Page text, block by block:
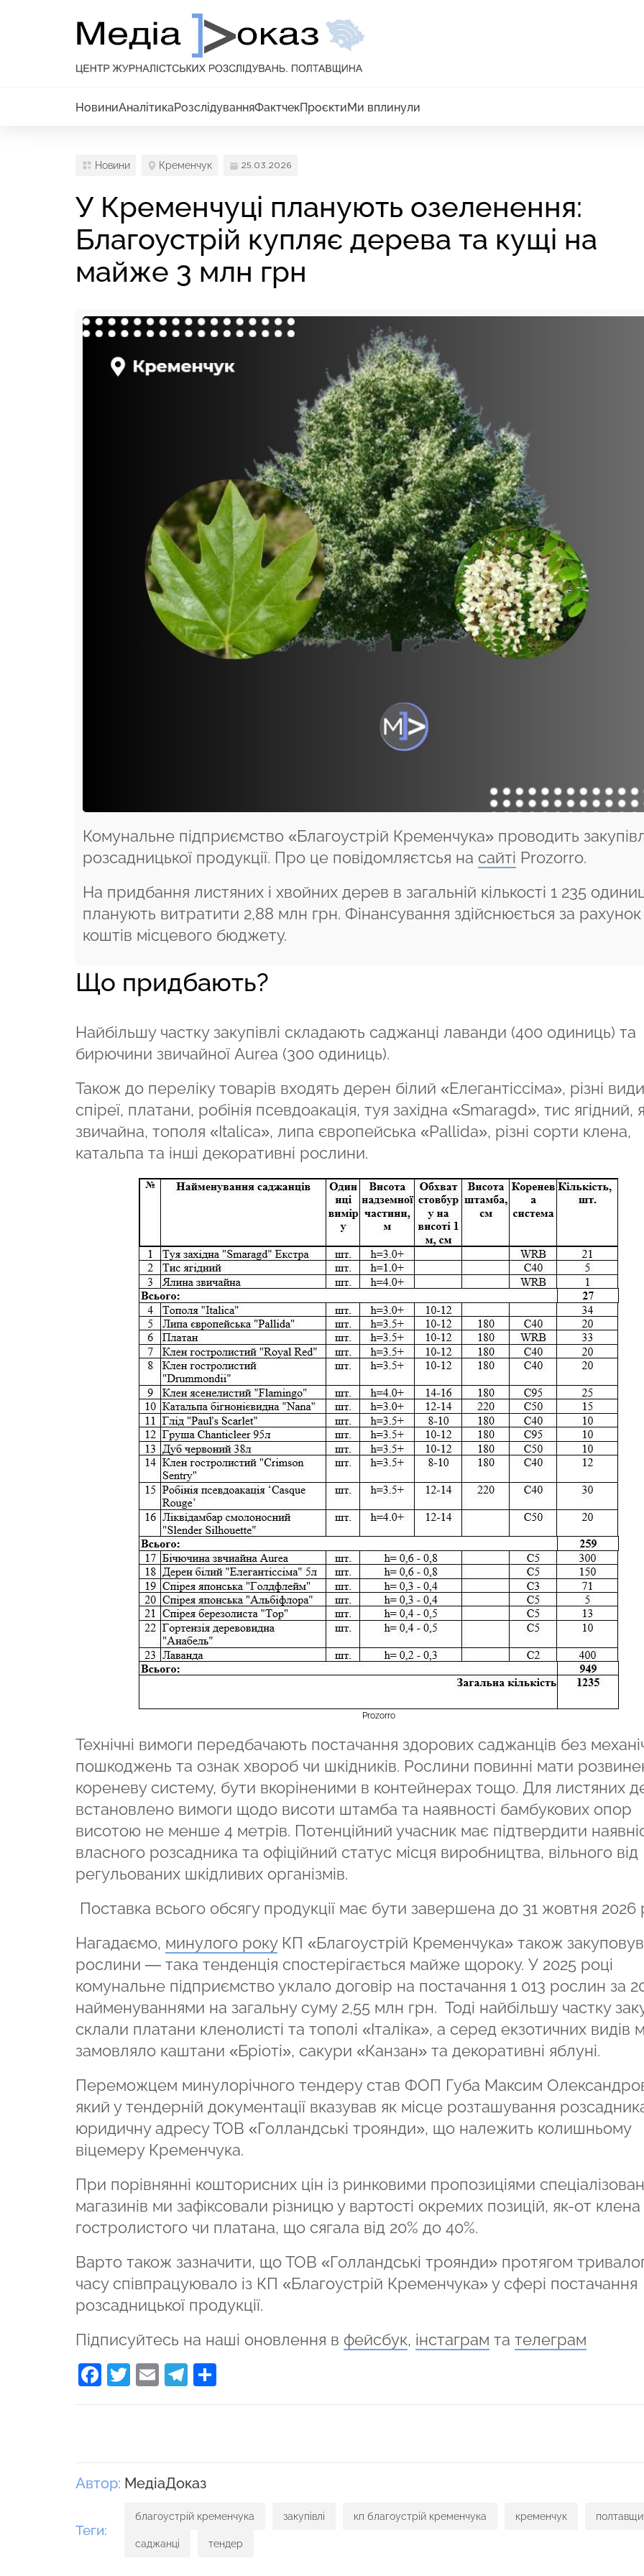
НовиниАналітикаРозслідуванняФактчекПроєктиМи вплинули
Новини Кременчук 25.03.2026
У Кременчуці планують озеленення:
Благоустрій купляє дерева та кущі на
майже 3 млн грн
Комунальне підприємство «Благоустрій Кременчука» проводить
розсадницької продукції. Про це повідомляєтсья на сайті Prozorro.
На придбання листяних і хвойних дерев в загальній кількості 1 235
планують витратити 2,88 млн грн. Фінансування здійснюється за рахунок
коштів місцевого бюджету.
Що придбають?
Найбільшу частку закупівлі складають саджанці лаванди (400 одиниць) та
бирючини звичайної Aurea (300 одиниць).
Також до переліку товарів входять дерен білий «Елегантіссіма», різні види
спіреї, платани, робінія псевдоакація, туя західна «Smaragd», тис ягідний,
звичайна, тополя «Italica», липа європейська «Pallida», різні сорти клена,
катальпа та інші декоративні рослини.
Prozorro
Технічні вимоги передбачають постачання здорових саджанців без
пошкоджень та ознак хвороб чи шкідників. Рослини повинні мати
кореневу систему, бути вкоріненими в контейнерах тощо. Для листяних
встановлено вимоги щодо висоти штамба та наявності бамбукових опор
висотою не менше 4 метрів. Потенційний учасник має підтвердити
власного розсадника та офіційний статус місця виробництва, вільного від
регульованих шкідливих організмів.
Поставка всього обсягу продукції має бути завершена до 31 жовтня 2026
Нагадаємо, минулого рокуКП «Благоустрій Кременчука» також
рослини — така тенденція спостерігається майже щороку. У 2025 році
комунальне підприємство уклало договір на постачання 1 013 рослин за
найменуваннями на загальну суму 2,55 млн грн. Тоді найбільшу частку
склали платани кленолисті та тополі «Італіка», а серед екзотичних видів
замовляло каштани «Бріоті», сакури «Канзан» та декоративні яблуні.
Переможцем минулорічного тендеру став ФОП Губа Максим
який у тендерній документації вказував як місце розташування
юридичну адресу ТОВ «Голландські троянди», що належить колишньому
віцемеру Кременчука.
При порівнянні кошторисних цін із ринковими пропозиціями
магазинів ми зафіксовали різницю у вартості окремих позицій, як-от клена
гостролистого чи платана, що сягала від 20% до 40%.
Варто також зазначити, що ТОВ «Голландські троянди» протягом
часу співпрацуювало із КП «Благоустрій Кременчука» у сфері постачання
розсадницької продукції.
Підписуйтесь на наші оновлення в фейсбук, інстаграм та телеграм
Facebook
Twitter
EmailTelegram
Поділитися
Автор: МедіаДоказ
Теги:
благоустрій кременчука закупівлі кп благоустрій кременчука кременчук
саджанці тендер